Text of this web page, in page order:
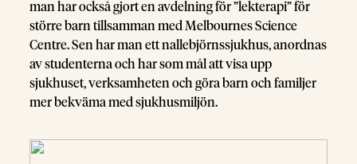
man har också gjort en avdelning för ”lekterapi” för
större barn tillsamman med Melbournes Science
Centre. Sen har man ett nallebjörnssjukhus, anordnas
av studenterna och har som mål att visa upp
sjukhuset, verksamheten och göra barn och familjer
mer bekväma med sjukhusmiljön.